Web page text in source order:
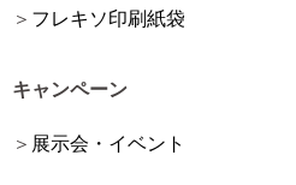
フレキソ印刷紙袋
キャンペーン
展示会・イベント